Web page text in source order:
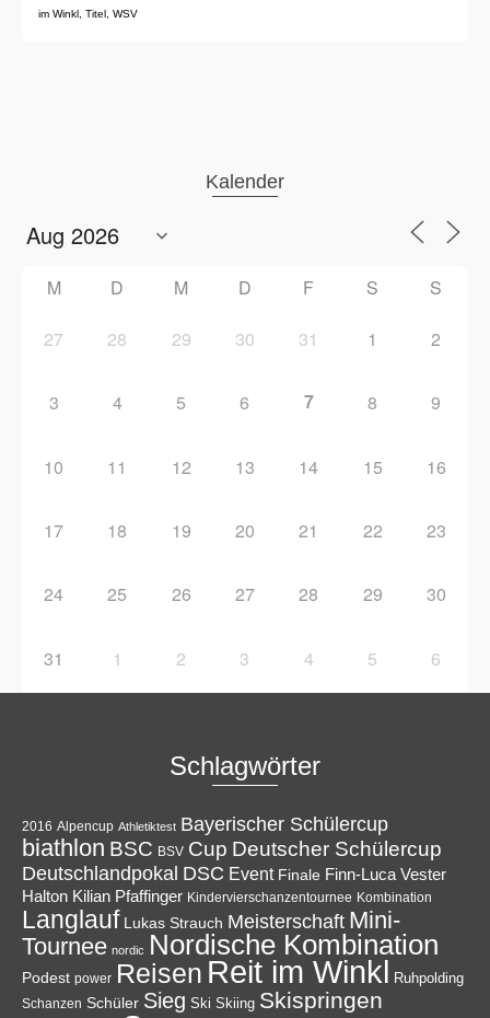
im Winkl Titel WSV
Kalender
M D M D F S S
27 28 29 30 31 1 2
3 4 5 6 7 8 9
10 11 12 13 14 15 16
17 18 19 20 21 22 23
24 25 26 27 28 29 30
31 1 2 3 4 5 6
Schlagwörter
2016 Alpencup Athletiktest Bayerischer Schülercup
biathlon BSC BSV Cup Deutscher Schülercup
Deutschlandpokal DSC Event Finale Finn-Luca Vester
Halton Kilian Pfaffinger Kindervierschanzentournee Kombination
Langlauf Lukas Strauch Meisterschaft Mini-
Tournee nordic Nordische Kombination
Podest power Reisen Reit im Winkl Ruhpolding
Schanzen Schüler Sieg Ski Skiing Skispringen